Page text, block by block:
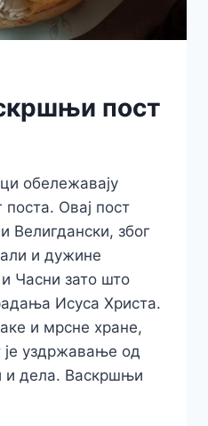
пост
обележавају
Овај пост
Велигдански, због
и дужине
Часни зато што
Исуса Христа.
и мрсне хране,
је уздржавање од
и дела. Васкршњи